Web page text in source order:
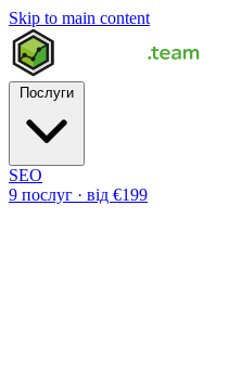
Skip to main content
SEO
9 послуг · від €199